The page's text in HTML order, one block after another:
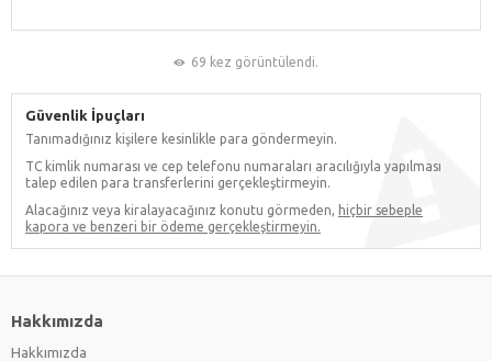
69 kez görüntülendi.
Güvenlik İpuçları
Tanımadığınız kişilere kesinlikle para göndermeyin.
TC kimlik numarası ve cep telefonu numaraları aracılığıyla yapılması
talep edilen para transferlerini gerçekleştirmeyin.
Alacağınız veya kiralayacağınız konutu görmeden, hiçbir sebeple
kapora ve benzeri bir ödeme gerçekleştirmeyin.
Hakkımızda
Hakkımızda